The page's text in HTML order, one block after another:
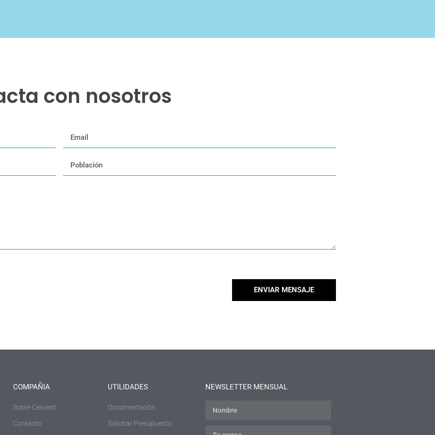
con nosotros
ENVIAR MENSAJE
COMPAÑIA
Sobre Cesvent
Contacto
UTILIDADES
Documentación
Solicitar Presupuesto
NEWSLETTER MENSUAL